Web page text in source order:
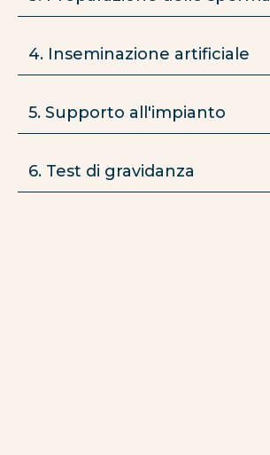
4. Inseminazione artificiale
5. Supporto all'impianto
6. Test di gravidanza